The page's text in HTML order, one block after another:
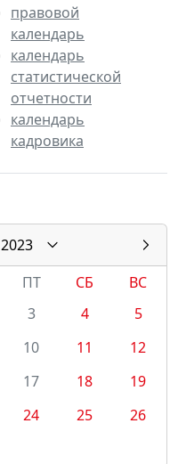
правовой
календарь
календарь
статистической
отчетности
календарь
кадровика
2023
ПТ СБ
ВС
3 4
5
10 11
12
17 18
19
24 25
26